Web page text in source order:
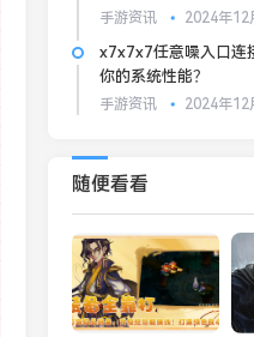
手游资讯 2024年12
x7x7x7任意噪入口连
你的系统性能？
手游资讯 2024年12
随便看看